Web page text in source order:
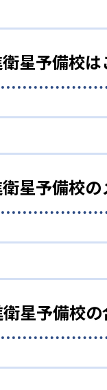
配信している。
最短2週間から1
験勉強の基礎を
サポートするた
を徹底
星予備校
強をしたい生
ベーションを維持
点」制度を設け
星予備校
は判定テストが
星予備校
の合格実績は